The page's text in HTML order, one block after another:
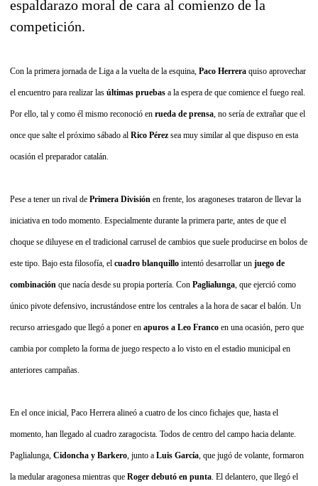
espaldarazo moral de cara al comienzo de la
competición.
Con la primera jornada de Liga a la vuelta de la esquina, Paco Herrera quiso aprovechar
el encuentro para realizar las últimas pruebas a la espera de que comience el fuego real.
Por ello, tal y como él mismo reconoció en rueda de prensa, no sería de extrañar que el
once que salte el próximo sábado al Rico Pérez sea muy similar al que dispuso en esta
ocasión el preparador catalán.
Pese a tener un rival de Primera División en frente, los aragoneses trataron de llevar la
iniciativa en todo momento. Especialmente durante la primera parte, antes de que el
choque se diluyese en el tradicional carrusel de cambios que suele producirse en bolos de
este tipo. Bajo esta filosofía, el cuadro blanquillo intentó desarrollar un juego de
combinación que nacía desde su propia portería. Con Paglialunga, que ejerció como
único pivote defensivo, incrustándose entre los centrales a la hora de sacar el balón. Un
recurso arriesgado que llegó a poner en apuros a Leo Franco en una ocasión, pero que
cambia por completo la forma de juego respecto a lo visto en el estadio municipal en
anteriores campañas.
En el once inicial, Paco Herrera alineó a cuatro de los cinco fichajes que, hasta el
momento, han llegado al cuadro zaragocista. Todos de centro del campo hacia delante.
Paglialunga, Cidoncha y Barkero, junto a Luis García, que jugó de volante, formaron
la medular aragonesa mientras que Roger debutó en punta. El delantero, que llegó el